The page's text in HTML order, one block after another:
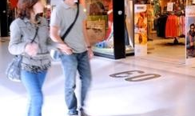
Nodus, Noël, babybotte, Odlo,
Store, Petit Bateau, Princesse Tam-
James, Salamander, Salomon,
Spontini, Tara Jarmon, Teddy
The Lingerie Shop, Dim, Tom
Vans, Weill Stock, Yves Delorme,